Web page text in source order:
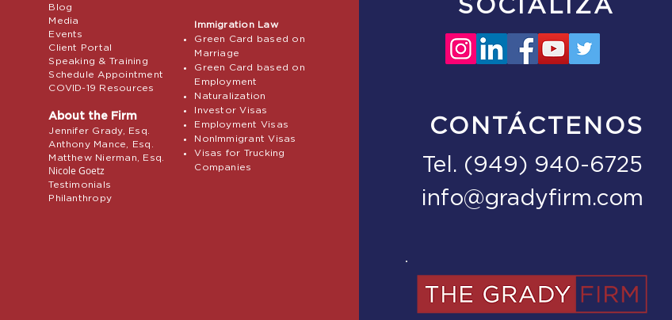
Blog
Media
Events
Client Portal
Speaking & Training
Schedule Appointment
COVID-19 Resources
About the Firm
Jennifer Grady, Esq.
Anthony Mance, Esq.
Matthew Nierman, Esq.
Nicole Goetz
Testimonials
Philanthropy
Immigration Law
Green Card based on
Marriage
Green Card based on
Employment
Naturalization
Investor Visas
Employment Visas
NonImmigrant Visas
Visas for Trucking
Companies
SOCIALIZA
CONTÁCTENOS
Tel. (949) 940-6725
info@gradyfirm.com